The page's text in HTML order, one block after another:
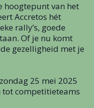
hoogtepunt van het
Accretos hét
rally’s, goede
Of je nu komt
gezelligheid met je
25 mei 2025
tot competitieteams